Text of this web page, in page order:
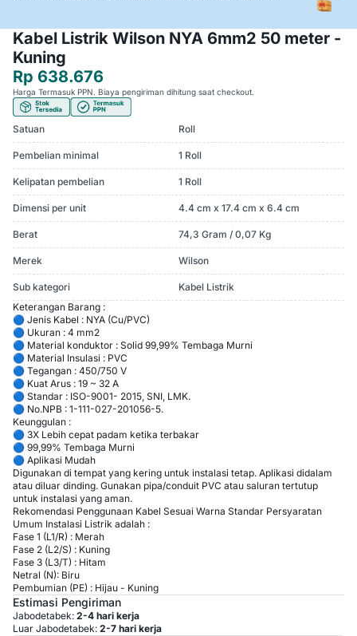
Kabel Listrik Wilson NYA 6mm2 50 meter -
Kuning
Rp 638.676
Harga Termasuk PPN. Biaya pengiriman dihitung saat checkout.
Satuan Roll
Pembelian minimal 1 Roll
Kelipatan pembelian 1 Roll
Dimensi per unit 4.4 cm x 17.4 cm x 6.4 cm
Berat 74,3 Gram / 0,07 Kg
Merek Wilson
Sub kategori
Kabel Listrik
Keterangan Barang :
🔵 Jenis Kabel : NYA (Cu/PVC)
🔵 Ukuran : 4 mm2
🔵 Material konduktor : Solid 99,99% Tembaga Murni
🔵 Material Insulasi : PVC
🔵 Tegangan : 450/750 V
🔵 Kuat Arus : 19 ~ 32 A
🔵 Standar : ISO-9001- 2015, SNI, LMK.
🔵 No.NPB : 1-111-027-201056-5.
Keunggulan :
🔵 3X Lebih cepat padam ketika terbakar
🔵 99,99% Tembaga Murni
🔵 Aplikasi Mudah
Digunakan di tempat yang kering untuk instalasi tetap. Aplikasi didalam
atau diluar dinding. Gunakan pipa/conduit PVC atau saluran tertutup
untuk instalasi yang aman.
Rekomendasi Penggunaan Kabel Sesuai Warna Standar Persyaratan
Umum Instalasi Listrik adalah :
Fase 1 (L1/R) : Merah
Fase 2 (L2/S) : Kuning
Fase 3 (L3/T) : Hitam
Netral (N): Biru
Pembumian (PE) : Hijau - Kuning
Estimasi Pengiriman
Jabodetabek: 2-4 hari kerja
Luar Jabodetabek: 2-7 hari kerja